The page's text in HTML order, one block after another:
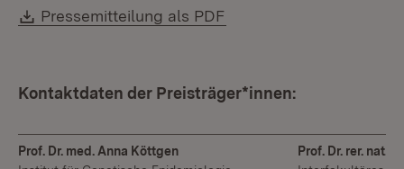
Download:
Pressemitteilung als PDF
Kontaktdaten der Preisträger*innen:
Prof. Dr. med. Anna Köttgen
Prof. Dr. rer. nat.